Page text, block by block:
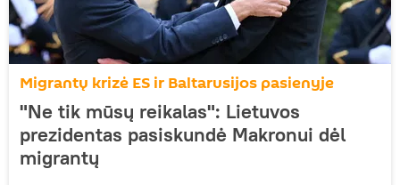
Migrantų krizė ES ir Baltarusijos pasienyje
"Ne tik mūsų reikalas": Lietuvos
prezidentas pasiskundė Makronui dėl
migrantų